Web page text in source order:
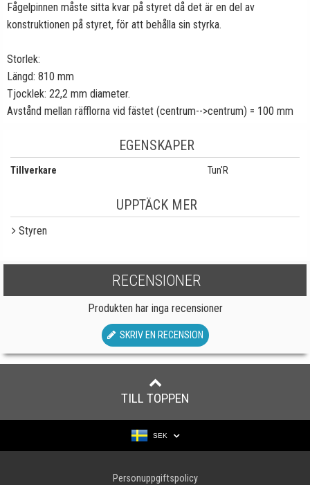
Fågelpinnen måste sitta kvar på styret då det är en del av
konstruktionen på styret, för att behålla sin styrka.
Storlek:
Längd: 810 mm
Tjocklek: 22,2 mm diameter.
Avstånd mellan räfflorna vid fästet (centrum-->centrum) = 100 mm
EGENSKAPER
Tillverkare Tun'R
UPPTÄCK MER
Styren
RECENSIONER
Produkten har inga recensioner
SKRIV EN RECENSION
TILL TOPPEN
SEK
Personuppgiftspolicy